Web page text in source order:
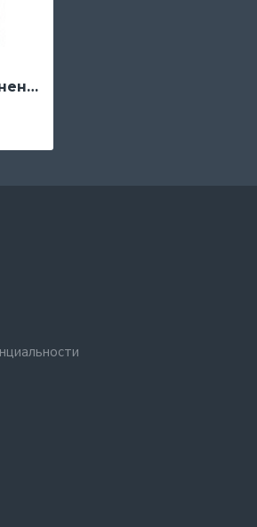
Банка для хранения Guzzini KITCHEN ACTIVE DESIGN L (28551692)